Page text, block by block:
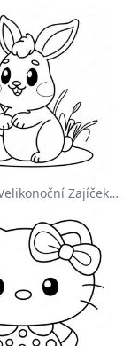
Roztomilý Velikonoční Zajíček Na Omalovánce